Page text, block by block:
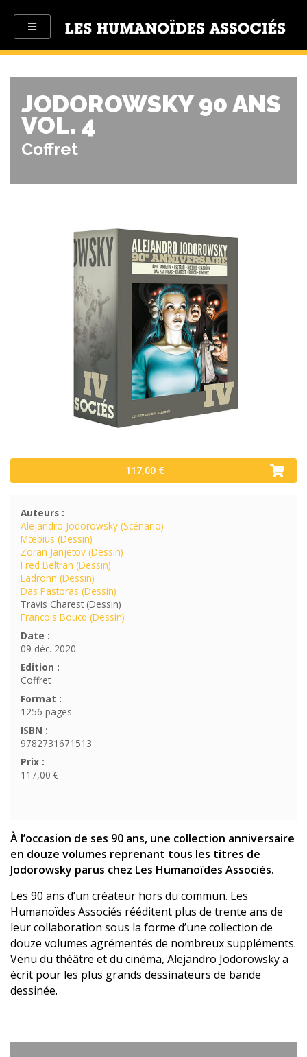
JODOROWSKY 90 ANS
VOL. 4
Coffret
117,00 €
Auteurs :
Alejandro Jodorowsky (Scénario)
Mœbius (Dessin)
Zoran Janjetov (Dessin)
Fred Beltran (Dessin)
Ladrönn (Dessin)
Das Pastoras (Dessin)
Travis Charest (Dessin)
Francois Boucq (Dessin)
Date :
09 déc. 2020
Edition :
Coffret
Format :
1256 pages -
ISBN :
9782731671513
Prix :
117,00 €
À l’occasion de ses 90 ans, une collection anniversaire
en douze volumes reprenant tous les titres de
Jodorowsky parus chez Les Humanoïdes Associés.
Les 90 ans d’un créateur hors du commun. Les
Humanoïdes Associés rééditent plus de trente ans de
leur collaboration sous la forme d’une collection de
douze volumes agrémentés de nombreux suppléments.
Venu du théâtre et du cinéma, Alejandro Jodorowsky a
écrit pour les plus grands dessinateurs de bande
dessinée.